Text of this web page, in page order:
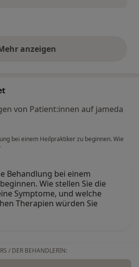
anzeigen
obige Stellungnahmen
von Patient:innen auf jameda
bei einem Heilpraktiker zu beginnen. Wie
Behandlung bei einem
Wie stellen Sie die
Symptome, und welche
Therapien würden Sie
/ DER BEHANDLERIN: